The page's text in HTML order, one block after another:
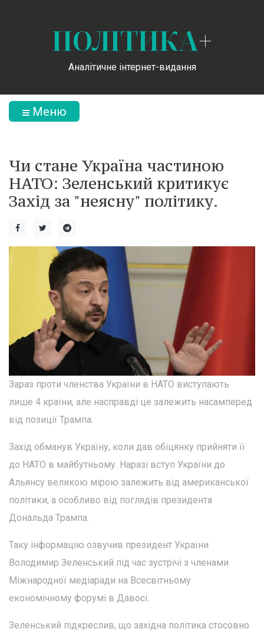
ПОЛІТИКА+
Аналітичне інтернет-видання
Меню
Чи стане Україна частиною
НАТО: Зеленський критикує
Захід за "неясну" політику.
Зараз проти членства України в НАТО виступають
лише 4 країни, але насправді це залежить насамперед
від позиції Трампа.
Захід обманув Україну, коли дав обіцянку прийняти її
до НАТО в майбутньому. Наразі вступ України до
Альянсу великою мірою залежить від американської
політики, а особливо від поглядів президента
Дональда Трампа.
Таку інформацію озвучив президент України
Володимир Зеленський під час зустрічі з членами
Міжнародної медіаради на Всесвітньому
економічному форумі в Давосі.
Зеленський підкреслив, що західна політика стосовно